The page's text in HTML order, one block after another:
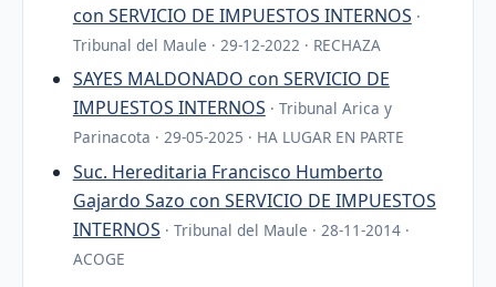
con SERVICIO DE IMPUESTOS INTERNOS ·
Tribunal del Maule · 29-12-2022 · RECHAZA
SAYES MALDONADO con SERVICIO DE
IMPUESTOS INTERNOS · Tribunal Arica y
Parinacota · 29-05-2025 · HA LUGAR EN PARTE
Suc. Hereditaria Francisco Humberto
Gajardo Sazo con SERVICIO DE IMPUESTOS
INTERNOS · Tribunal del Maule · 28-11-2014 ·
ACOGE